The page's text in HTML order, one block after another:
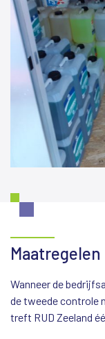
Maatregelen
Wanneer de
de tweede controle
treft RUD Zeeland